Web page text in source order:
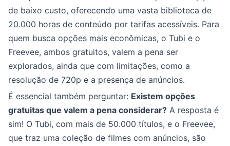
de baixo custo, oferecendo uma vasta biblioteca de
20.000 horas de conteúdo por tarifas acessíveis. Para
quem busca opções mais econômicas, o Tubi e o
Freevee, ambos gratuitos, valem a pena ser
explorados, ainda que com limitações, como a
resolução de 720p e a presença de anúncios.
É essencial também perguntar: Existem opções
gratuitas que valem a pena considerar? A resposta é
sim! O Tubi, com mais de 50.000 títulos, e o Freevee,
que traz uma coleção de filmes com anúncios, são